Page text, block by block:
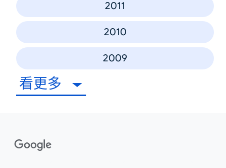
2011
2010
2009
看更多